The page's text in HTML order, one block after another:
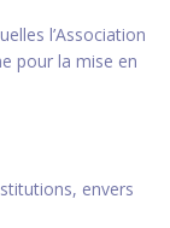
l’Association
pour la mise en
envers